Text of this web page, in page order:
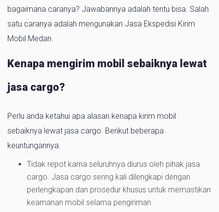
bagaimana caranya? Jawabannya adalah tentu bisa. Salah
satu caranya adalah mengunakan Jasa Ekspedisi Kirim
Mobil Medan.
Kenapa mengirim mobil sebaiknya lewat
jasa cargo?
Perlu anda ketahui apa alasan kenapa kirim mobil
sebaiknya lewat jasa cargo. Berikut beberapa
keuntungannya:
Tidak repot karna seluruhnya diurus oleh pihak jasa
cargo. Jasa cargo sering kali dilengkapi dengan
perlengkapan dan prosedur khusus untuk memastikan
keamanan mobil selama pengiriman.